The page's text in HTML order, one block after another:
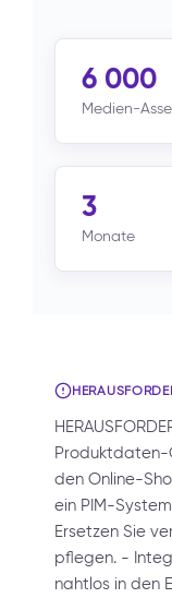
6 000
Medien-
3
Monate
Produktdaten-
den Online-
ein PIM-
Ersetzen Sie
pflegen. -
nahtlos in den